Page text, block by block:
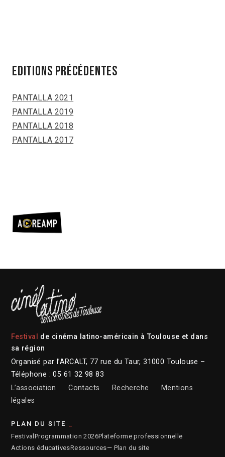
EDITIONS PRÉCÉDENTES
PANTALLA 2021
PANTALLA 2019
PANTALLA 2018
PANTALLA 2017
Festival
de cinéma latino-américain à Toulouse et dans
sa région
Organisé par l’ARCALT, 77 rue du Taur, 31000 Toulouse –
Téléphone : 05 61 32 98 83
L’association
Contacts Recherche
Mentions
légales
PLAN DU SITE
FestivalProgrammation 2026Plateforme professionnelle
Actions éducativesRessources— Plan du site